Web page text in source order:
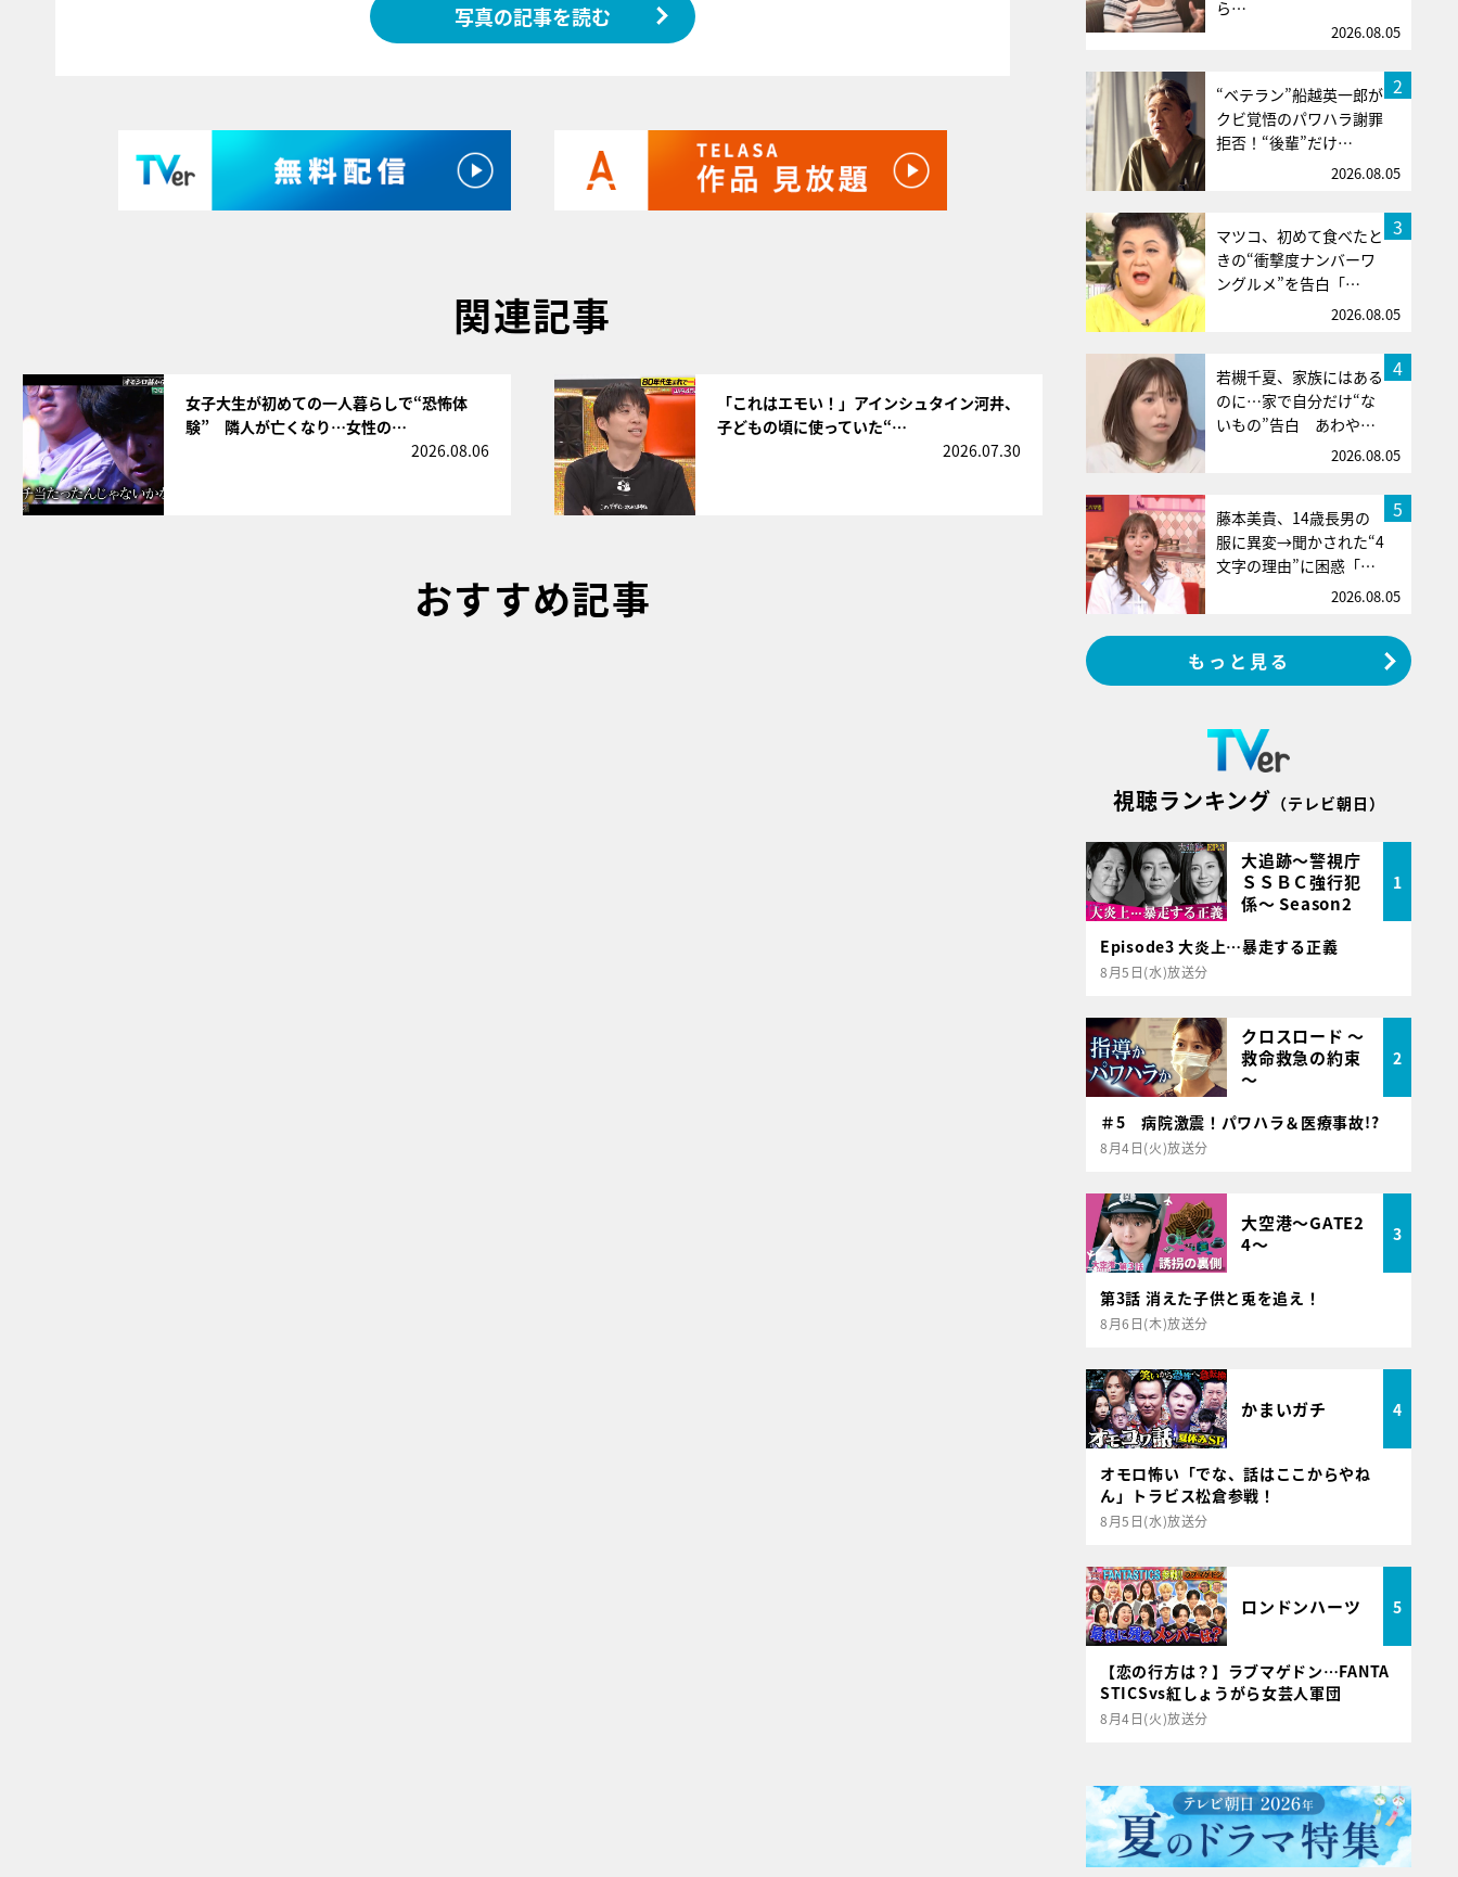
写真の記事を読む
関連記事
女子大生が初めての一人暮らしで“恐怖体
験” 隣人が亡くなり…女性の…
2026.08.06
「これはエモい！」アインシュタイン河井、
子どもの頃に使っていた“…
2026.07.30
おすすめ記事
ら…
2026.08.05
2
“ベテラン”船越英一郎が
クビ覚悟のパワハラ謝罪
拒否！“後輩”だけ…
2026.08.05
3
マツコ、初めて食べたと
きの“衝撃度ナンバーワ
ングルメ”を告白「…
2026.08.05
4
若槻千夏、家族にはある
のに…家で自分だけ“な
いもの”告白 あわや…
2026.08.05
5
藤本美貴、14歳長男の
服に異変→聞かされた“4
文字の理由”に困惑「…
2026.08.05
もっと見る
視聴ランキング （テレビ朝日）
大追跡～警視庁
ＳＳＢＣ強行犯
係～ Season2
1
Episode3 大炎上…暴走する正義
8月5日(水)放送分
クロスロード ～
救命救急の約束
～
2
＃5 病院激震！パワハラ＆医療事故!?
8月4日(火)放送分
大空港～GATE2
4～
3
第3話 消えた子供と兎を追え！
8月6日(木)放送分
かまいガチ 4
オモロ怖い「でな、話はここからやね
ん」トラビス松倉参戦！
8月5日(水)放送分
ロンドンハーツ 5
【恋の行方は？】ラブマゲドン…FANTA
STICSvs紅しょうがら女芸人軍団
8月4日(火)放送分